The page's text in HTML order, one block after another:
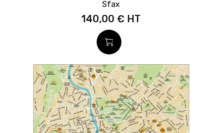
Sfax
140,00 €